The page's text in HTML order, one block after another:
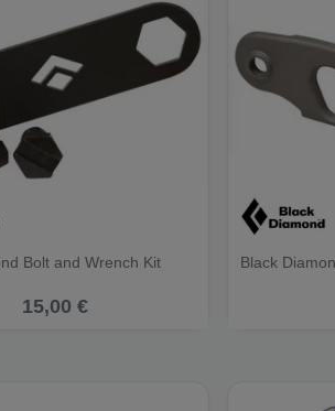
Bolt and Wrench Kit
15,00 €
Black